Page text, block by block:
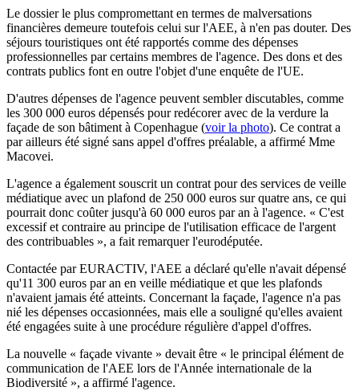
Le dossier le plus compromettant en termes de malversations
financières demeure toutefois celui sur l'AEE, à n'en pas douter. Des
séjours touristiques ont été rapportés comme des dépenses
professionnelles par certains membres de l'agence. Des dons et des
contrats publics font en outre l'objet d'une enquête de l'UE.
D'autres dépenses de l'agence peuvent sembler discutables, comme
les 300 000 euros dépensés pour redécorer avec de la verdure la
façade de son bâtiment à Copenhague (voir la photo). Ce contrat a
par ailleurs été signé sans appel d'offres préalable, a affirmé Mme
Macovei.
L'agence a également souscrit un contrat pour des services de veille
médiatique avec un plafond de 250 000 euros sur quatre ans, ce qui
pourrait donc coûter jusqu'à 60 000 euros par an à l'agence. « C'est
excessif et contraire au principe de l'utilisation efficace de l'argent
des contribuables », a fait remarquer l'eurodéputée.
Contactée par EURACTIV, l'AEE a déclaré qu'elle n'avait dépensé
qu'11 300 euros par an en veille médiatique et que les plafonds
n'avaient jamais été atteints. Concernant la façade, l'agence n'a pas
nié les dépenses occasionnées, mais elle a souligné qu'elles avaient
été engagées suite à une procédure régulière d'appel d'offres.
La nouvelle « façade vivante » devait être « le principal élément de
communication de l'AEE lors de l'Année internationale de la
Biodiversité », a affirmé l'agence.